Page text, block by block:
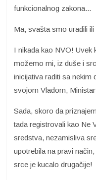
funkcionalnog zakona...
Ma, svašta smo uradili ili
I nikada kao NVO! Uvek
možemo mi, iz duše i
inicijativa raditi sa
svojom Vladom,
Sada, skoro da
tada registrovali kao Ne
sredstva, nezamisliva
upotrebila na pravi
srce je kucalo drugačije!